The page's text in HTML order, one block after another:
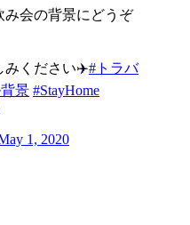
み会の背景にどうぞ
みください✈️#トラバ
景 #StayHome
1, 2020